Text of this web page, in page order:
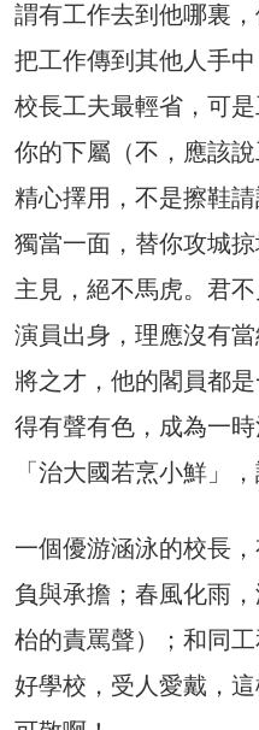
謂有工作去到他哪裏
把工作傳到其他人手
校長工夫最輕省，可
你的下屬（不，應該
精心擇用，不是擦鞋
獨當一面，替你攻城
主見，絕不馬虎。君
演員出身，理應沒有
將之才，他的閣員都
得有聲有色，成為一
「治大國若烹小鮮」
一個優游涵泳的校長
負與承擔；春風化雨
枱的責罵聲）；和同
好學校，受人愛戴，